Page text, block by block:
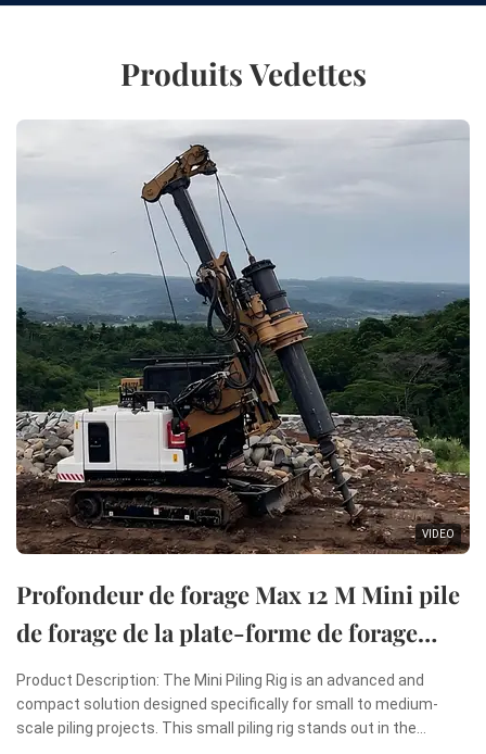
Produits Vedettes
VIDEO
Profondeur de forage Max 12 M Mini pile
de forage de la plate-forme de forage
rotatif Mini machine de pilonnage
Product Description: The Mini Piling Rig is an advanced and
compact solution designed specifically for small to medium-
scale piling projects. This small piling rig stands out in the